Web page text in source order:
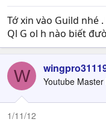
Tớ xin vào Guild nhé
Ql G ol h nào biết
W Youtube Master
1/11/12